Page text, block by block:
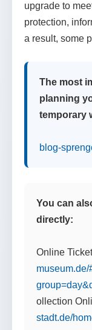
upgrade to
protection,
a result, some
The most
planning
temporary
blog-
You can
directly:
Online
ollection
stadt.de/